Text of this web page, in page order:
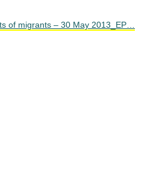
of migrants – 30 May 2013_EP…